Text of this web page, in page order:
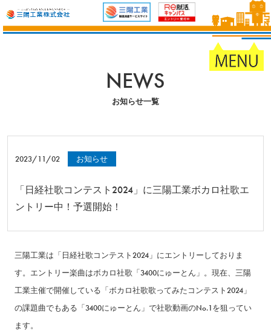
NEWS
お知らせ一覧
「日経社歌コンテスト2024」に三陽工業ボカロ社歌エ
ントリー中！予選開始！
2023/11/02 お知らせ
三陽工業は「日経社歌コンテスト2024」にエントリーしておりま
す。エントリー楽曲はボカロ社歌「3400にゅーとん」。現在、三陽
工業主催で開催している「ボカロ社歌歌ってみたコンテスト2024」
の課題曲でもある「3400にゅーとん」で社歌動画のNo.1を狙ってい
ます。